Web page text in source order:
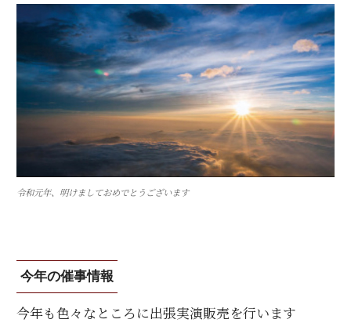
令和元年、明けましておめでとうございます
今年の催事情報
今年も色々なところに出張実演販売を行います